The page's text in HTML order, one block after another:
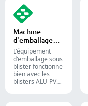
bonbons gélifiés
et des
compléments
alimentaires
destinés aux
industries
confiseries et
pharmaceutiques.
Machine
d'emballage
sous blister
L'équipement
d'emballage sous
blister fonctionne
bien avec les
blisters ALU-PVC